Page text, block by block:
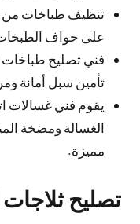
تنظيف طباخات من
على حواف
فني تصليح
تأمين سبل أمانة
يقوم فني غسالات
الغسالة ومضخة
مميزة.
تصليح ثلاجات